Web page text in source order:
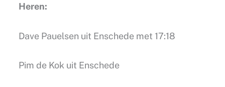
Heren:
Dave Pauelsen uit Enschede met 17:18
Pim de Kok uit Enschede